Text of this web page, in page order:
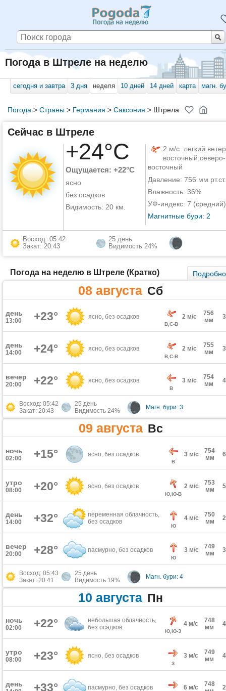
Погода в Штреле на неделю
сегодня и завтра 3 дня неделя 10 дней 14 дней карта магн.
Погода > Страны> Германия > Саксония > Штрела
Сейчас в Штреле
+24°C
Ощущается: +22°C
ясно
без осадков
Видимость: 20 км.
2 м/с. легкий
восточный,северо-
восточный
Давление: 756 мм рт.ст.
Влажность: 36%
УФ-индекс: 7 (средний)
Магнитные бури: 2
Восход: 05:42
Закат: 20:43
25 день
Видимость 24%
Погода на неделю в Штреле (Кратко) Подробно
08 августа Сб
день
13:00 +23° ясно, без осадков
В,С-В
2 м/с
756
мм
день
14:00 +24° ясно, без осадков
В,С-В
2 м/с
755
мм
вечер
20:00 +22° ясно, без осадков
В
3 м/с
754
мм
Восход: 05:42
Закат: 20:43
25 день
Видимость 24%
Магн. бури: 3
09 августа Вс
ночь
02:00 +15° ясно, без осадков
В
3 м/с
754
мм
утро
08:00 +20° ясно, без осадков
Ю,Ю-В
2 м/с
753
мм
день
14:00 +32°
переменная облачность,
без осадков
Ю
4 м/с
750
мм
вечер
20:00 +28° пасмурно, без осадков
Ю
3 м/с
749
мм
Восход: 05:43
Закат: 20:41
25 день
Видимость 19%
Магн. бури: 4
10 августа Пн
ночь
02:00 +22°
небольшая облачность,
без осадков
Ю,Ю-З
4 м/с
748
мм
утро
08:00 +23° ясно, без осадков
З
3 м/с
749
мм
день +33° пасмурно, без осадков 6 м/с
748